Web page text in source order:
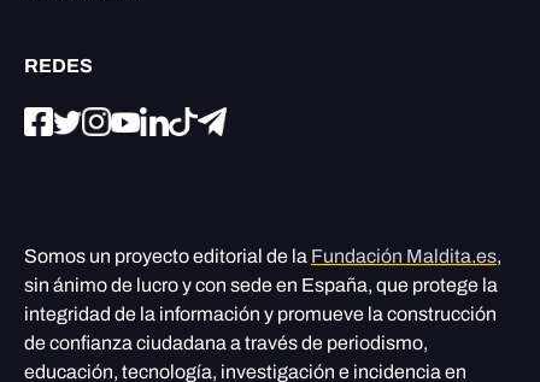
REDES
Somos un proyecto editorial de la Fundación Maldita.es,
sin ánimo de lucro y con sede en España, que protege la
integridad de la información y promueve la construcción
de confianza ciudadana a través de periodismo,
educación, tecnología, investigación e incidencia en